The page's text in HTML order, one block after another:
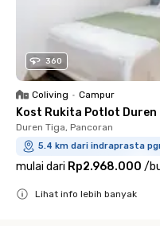
360
Coliving • Campur
Kost Rukita Potlot Duren
Duren Tiga, Pancoran
5.4 km dari indraprasta
mulai dari Rp2.968.000 /
Lihat info lebih banyak